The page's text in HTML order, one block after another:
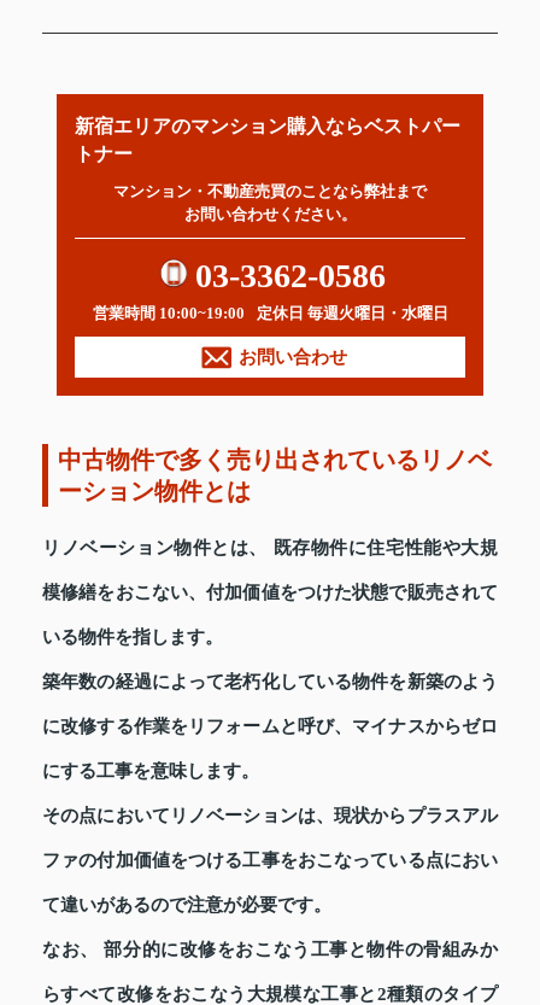
新宿エリアのマンション購入ならベストパー
トナー
マンション・不動産売買のことなら弊社まで
お問い合わせください。
03-3362-0586
営業時間 10:00~19:00 定休日 毎週火曜日・水曜日
お問い合わせ
中古物件で多く売り出されているリノベ
ーション物件とは
リノベーション物件とは、 既存物件に住宅性能や大規
模修繕をおこない、付加価値をつけた状態で販売されて
いる物件を指します。
築年数の経過によって老朽化している物件を新築のよう
に改修する作業をリフォームと呼び、マイナスからゼロ
にする工事を意味します。
その点においてリノベーションは、現状からプラスアル
ファの付加価値をつける工事をおこなっている点におい
て違いがあるので注意が必要です。
なお、 部分的に改修をおこなう工事と物件の骨組みか
らすべて改修をおこなう大規模な工事と2種類のタイプ